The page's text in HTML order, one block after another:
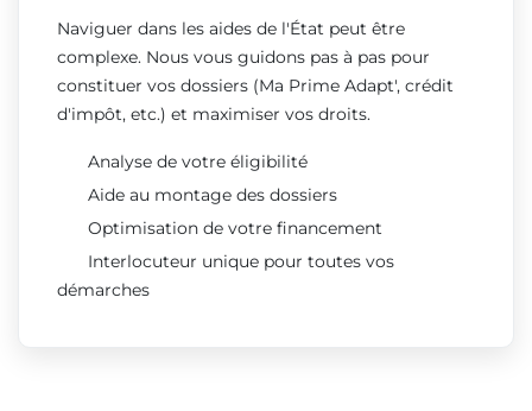
Naviguer dans les aides de l'État peut être
complexe. Nous vous guidons pas à pas pour
constituer vos dossiers (Ma Prime Adapt', crédit
d'impôt, etc.) et maximiser vos droits.
Analyse de votre éligibilité
Aide au montage des dossiers
Optimisation de votre financement
Interlocuteur unique pour toutes vos
démarches